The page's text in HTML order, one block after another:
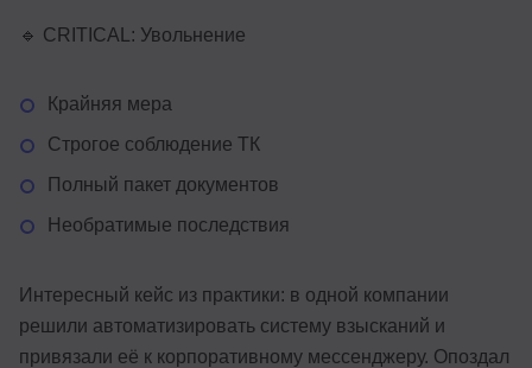
🔹 CRITICAL: Увольнение
Крайняя мера
Строгое соблюдение ТК
Полный пакет документов
Необратимые последствия
Интересный кейс из практики: в одной компании
решили автоматизировать систему взысканий и
привязали её к корпоративному мессенджеру. Опоздал